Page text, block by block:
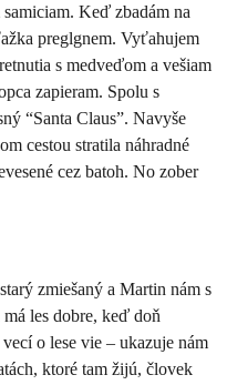
Keď zbadám na
preglgnem. Vyťahujem
s medveďom a vešiam
zapieram. Spolu s
“Santa Claus”. Navyše
cestou stratila náhradné
cez batoh. No zober
zmiešaný a Martin nám s
les dobre, keď doň
o lese vie – ukazuje nám
ktoré tam žijú, človek